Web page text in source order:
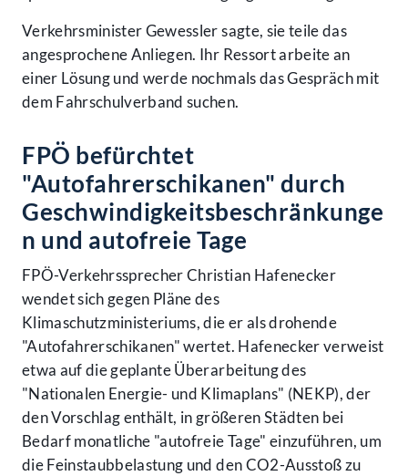
Verkehrsminister Gewessler sagte, sie teile das
angesprochene Anliegen. Ihr Ressort arbeite an
einer Lösung und werde nochmals das Gespräch mit
dem Fahrschulverband suchen.
FPÖ befürchtet
"Autofahrerschikanen" durch
Geschwindigkeitsbeschränkunge
n und autofreie Tage
FPÖ-Verkehrssprecher Christian Hafenecker
wendet sich gegen Pläne des
Klimaschutzministeriums, die er als drohende
"Autofahrerschikanen" wertet. Hafenecker verweist
etwa auf die geplante Überarbeitung des
"Nationalen Energie- und Klimaplans" (NEKP), der
den Vorschlag enthält, in größeren Städten bei
Bedarf monatliche "autofreie Tage" einzuführen, um
die Feinstaubbelastung und den CO2-Ausstoß zu